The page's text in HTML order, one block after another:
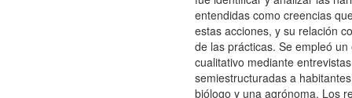
entendidas como creencias
estas acciones, y su relación
de las prácticas. Se empleó un
cualitativo mediante entrevistas
semiestructuradas a
biólogo y una agrónoma. Los